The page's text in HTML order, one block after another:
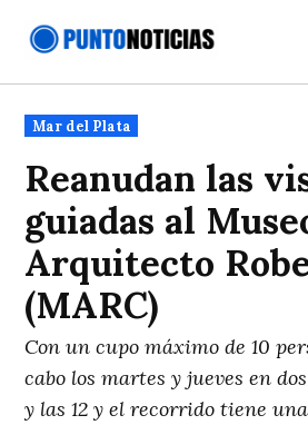
Publicado
en
Mar del Plata
Reanudan las
guiadas al
Arquitecto
(MARC)
Con un cupo máximo de 10
cabo los martes y jueves en
y las 12 y el recorrido tiene